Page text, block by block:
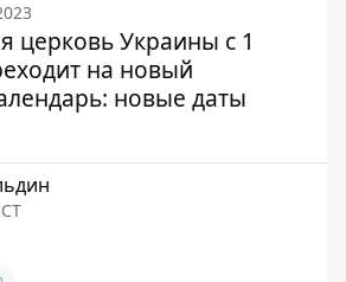
церковь Украины с 1
на новый
новые даты